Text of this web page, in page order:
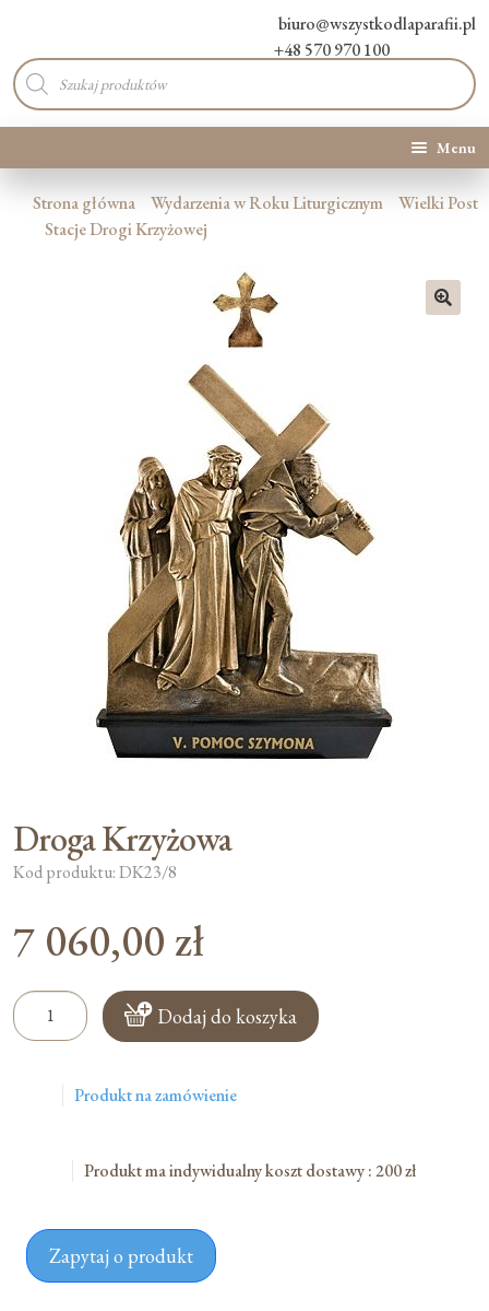
biuro@wszystkodlaparafii.pl
+48 570 970 100
Wyszukiwarka
produktów
Menu
Kategorie produktów
Moje konto
Strona główna Wydarzenia w Roku Liturgicznym
Wielki Post
Stacje Drogi Krzyżowej
Droga Krzyżowa
Kod produktu: DK23/8
7 060,00 zł
ilość
Droga
Dodaj do koszyka
Produkt na zamówienie
Produkt ma indywidualny koszt dostawy : 200 zł
Zapytaj o produkt